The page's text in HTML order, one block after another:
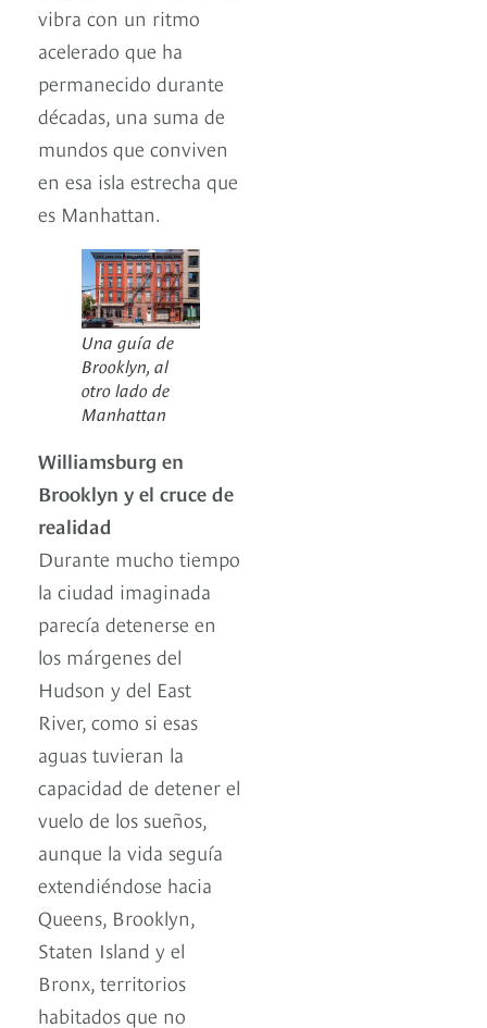
vibra con un ritmo
acelerado que ha
permanecido durante
décadas, una suma de
mundos que conviven
en esa isla estrecha que
es Manhattan.
Una guía de
Brooklyn, al
otro lado de
Manhattan
Williamsburg en
Brooklyn y el cruce de
realidad
Durante mucho tiempo
la ciudad imaginada
parecía detenerse en
los márgenes del
Hudson y del East
River, como si esas
aguas tuvieran la
capacidad de detener el
vuelo de los sueños,
aunque la vida seguía
extendiéndose hacia
Queens, Brooklyn,
Staten Island y el
Bronx, territorios
habitados que no